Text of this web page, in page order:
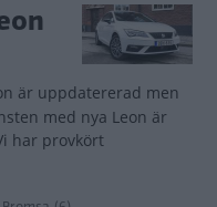
är uppdatererad men
med nya Leon är
har provkört